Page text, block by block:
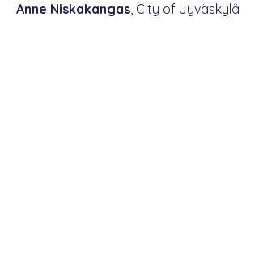
Anne Niskakangas, City of Jyväskylä